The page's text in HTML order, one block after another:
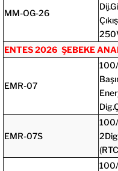
MM-OG-26
ENTES 2026 ŞEBEKE
EMR-07
EMR-07S